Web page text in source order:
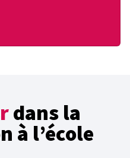
dans la
à l’école